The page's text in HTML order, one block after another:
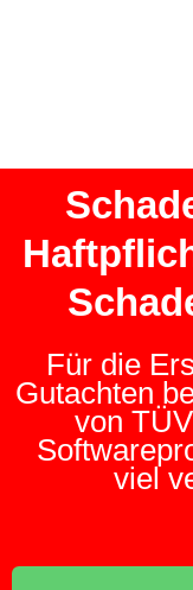
Für die
Gutachten
von
viel